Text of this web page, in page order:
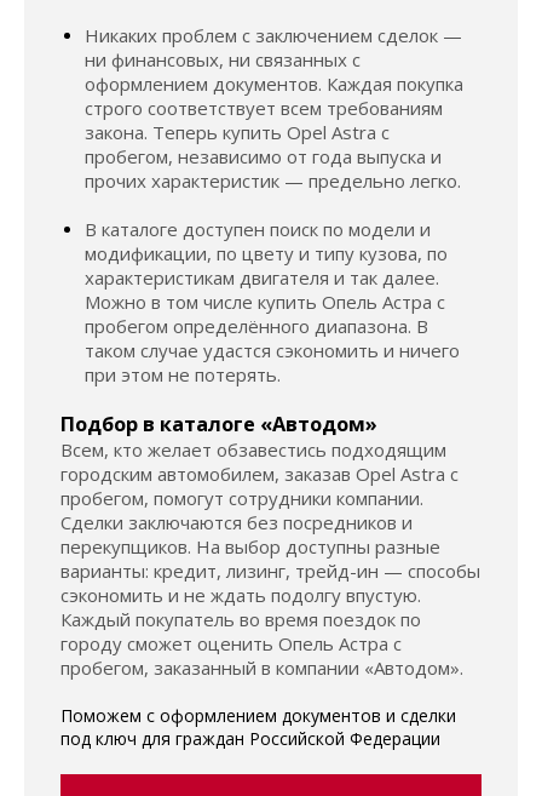
Никаких проблем с заключением сделок —
ни финансовых, ни связанных с
оформлением документов. Каждая покупка
строго соответствует всем требованиям
закона. Теперь купить Opel Astra с
пробегом, независимо от года выпуска и
прочих характеристик — предельно легко.
В каталоге доступен поиск по модели и
модификации, по цвету и типу кузова, по
характеристикам двигателя и так далее.
Можно в том числе купить Опель Астра с
пробегом определённого диапазона. В
таком случае удастся сэкономить и ничего
при этом не потерять.
Подбор в каталоге «Автодом»
Всем, кто желает обзавестись подходящим
городским автомобилем, заказав Opel Astra с
пробегом, помогут сотрудники компании.
Сделки заключаются без посредников и
перекупщиков. На выбор доступны разные
варианты: кредит, лизинг, трейд-ин — способы
сэкономить и не ждать подолгу впустую.
Каждый покупатель во время поездок по
городу сможет оценить Опель Астра с
пробегом, заказанный в компании «Автодом».
Поможем с оформлением документов и сделки
под ключ для граждан Российской Федерации